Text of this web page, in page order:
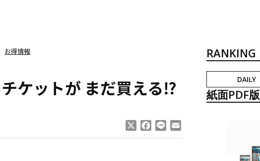
お得情報
ケットが まだ買える⁉
Facebook
Line
RANKING
DAILY
紙面PDF版